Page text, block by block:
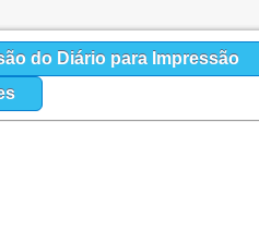
do Diário para Impressão